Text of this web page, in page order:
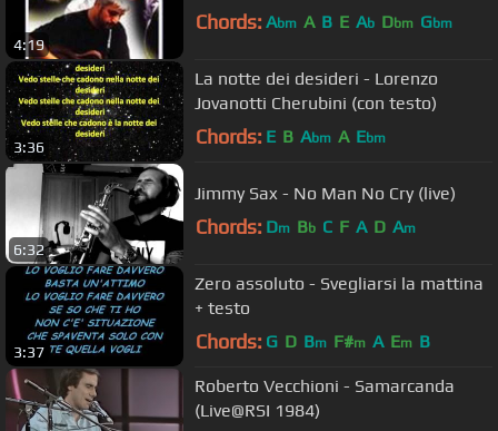
4:19
Chords: Abm A B E Ab Dbm Gbm
3:36
La notte dei desideri - Lorenzo
Jovanotti Cherubini (con testo)
Chords: E B Abm A Ebm
6:32
Jimmy Sax - No Man No Cry (live)
Chords: Dm Bb C F A D Am
3:37
Zero assoluto - Svegliarsi la mattina
+ testo
Chords: G D Bm F#m A Em B
Roberto Vecchioni - Samarcanda
(Live@RSI 1984)